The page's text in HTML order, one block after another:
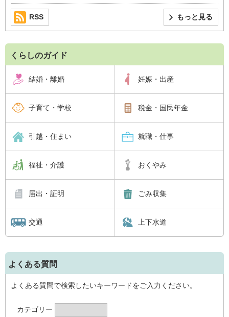
もっと見る
RSS
くらしのガイド
結婚・離婚 妊娠・出産
子育て・学校 税金・国民年金
引越・住まい 就職・仕事
福祉・介護 おくやみ
届出・証明 ごみ収集
交通 上下水道
よくある質問
よくある質問で検索したいキーワードをご入力ください。
カテゴリー